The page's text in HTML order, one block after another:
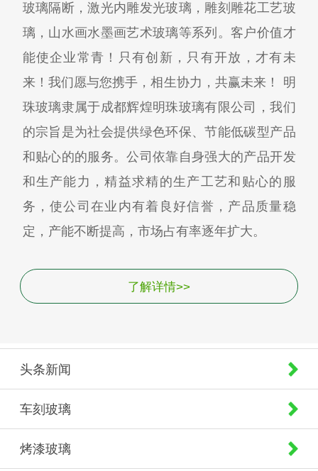
玻璃隔断，激光内雕发光玻璃，雕刻雕花工艺玻
璃，山水画水墨画艺术玻璃等系列。客户价值才
能使企业常青！只有创新，只有开放，才有未
来！我们愿与您携手，相生协力，共赢未来！ 明
珠玻璃隶属于成都辉煌明珠玻璃有限公司，我们
的宗旨是为社会提供绿色环保、节能低碳型产品
和贴心的的服务。公司依靠自身强大的产品开发
和生产能力，精益求精的生产工艺和贴心的服
务，使公司在业内有着良好信誉，产品质量稳
定，产能不断提高，市场占有率逐年扩大。
了解详情>>
头条新闻
车刻玻璃
烤漆玻璃